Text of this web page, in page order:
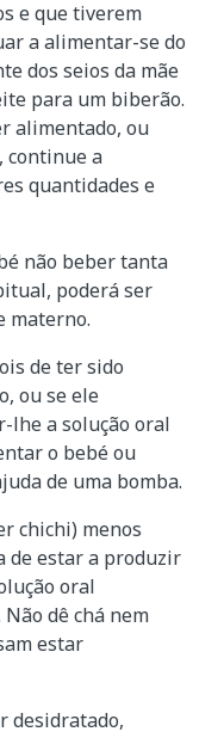
e que tiverem
a alimentar-se do
dos seios da mãe
para um biberão.
alimentado, ou
continue a
quantidades e
não beber tanta
poderá ser
materno.
de ter sido
ou se ele
lhe a solução oral
o bebé ou
de uma bomba.
chichi) menos
de estar a produzir
oral
dê chá nem
estar
desidratado,